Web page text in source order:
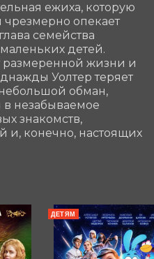
ежиха, которую
опекает
семейства
детей.
размеренной жизни и
Уолтер теряет
обман,
в незабываемое
знакомств,
и, конечно, настоящих
ДЕТЯМ